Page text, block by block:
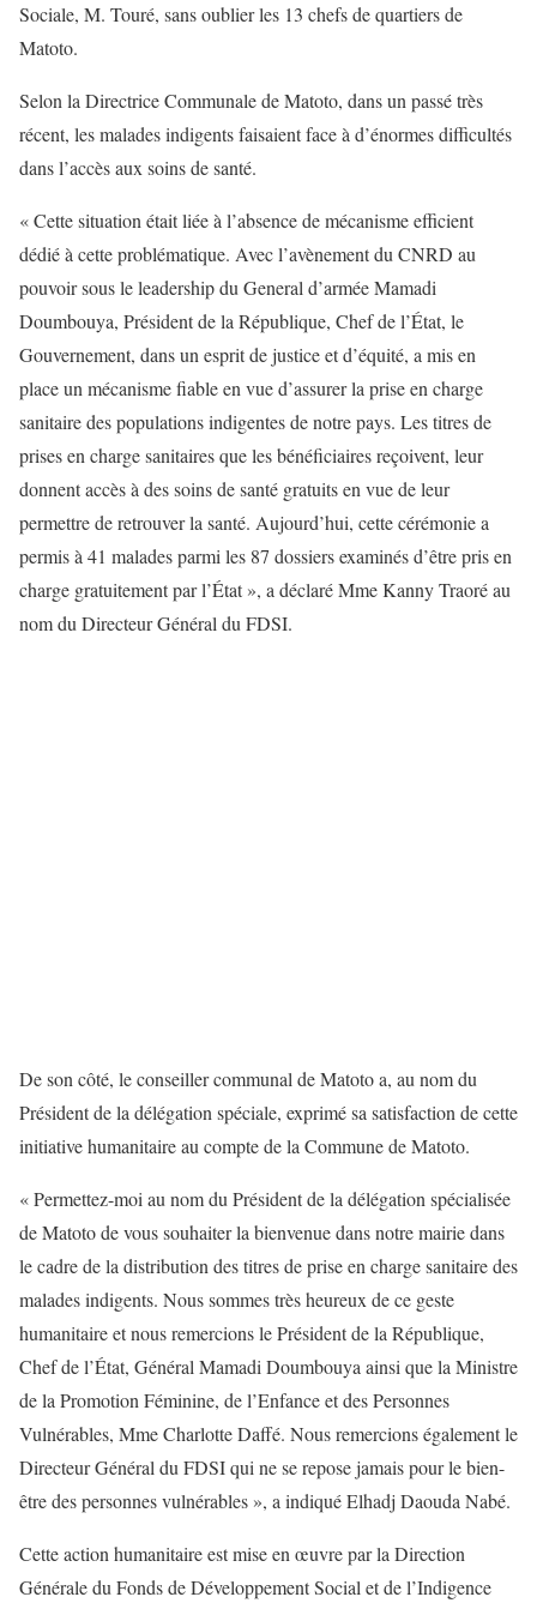
Sociale, M. Touré, sans oublier les 13 chefs de quartiers de
Matoto.
Selon la Directrice Communale de Matoto, dans un passé très
récent, les malades indigents faisaient face à d’énormes difficultés
dans l’accès aux soins de santé.
« Cette situation était liée à l’absence de mécanisme efficient
dédié à cette problématique. Avec l’avènement du CNRD au
pouvoir sous le leadership du General d’armée Mamadi
Doumbouya, Président de la République, Chef de l’État, le
Gouvernement, dans un esprit de justice et d’équité, a mis en
place un mécanisme fiable en vue d’assurer la prise en charge
sanitaire des populations indigentes de notre pays. Les titres de
prises en charge sanitaires que les bénéficiaires reçoivent, leur
donnent accès à des soins de santé gratuits en vue de leur
permettre de retrouver la santé. Aujourd’hui, cette cérémonie a
permis à 41 malades parmi les 87 dossiers examinés d’être pris en
charge gratuitement par l’État », a déclaré Mme Kanny Traoré au
nom du Directeur Général du FDSI.
De son côté, le conseiller communal de Matoto a, au nom du
Président de la délégation spéciale, exprimé sa satisfaction de cette
initiative humanitaire au compte de la Commune de Matoto.
« Permettez-moi au nom du Président de la délégation spécialisée
de Matoto de vous souhaiter la bienvenue dans notre mairie dans
le cadre de la distribution des titres de prise en charge sanitaire des
malades indigents. Nous sommes très heureux de ce geste
humanitaire et nous remercions le Président de la République,
Chef de l’État, Général Mamadi Doumbouya ainsi que la Ministre
de la Promotion Féminine, de l’Enfance et des Personnes
Vulnérables, Mme Charlotte Daffé. Nous remercions également le
Directeur Général du FDSI qui ne se repose jamais pour le bien-
être des personnes vulnérables », a indiqué Elhadj Daouda Nabé.
Cette action humanitaire est mise en œuvre par la Direction
Générale du Fonds de Développement Social et de l’Indigence